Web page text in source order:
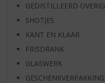
GEDISTILLEERD OVERIG
SHOTJES
KANT EN KLAAR
FRISDRANK
GLASWERK
GESCHENKVERPAKKING